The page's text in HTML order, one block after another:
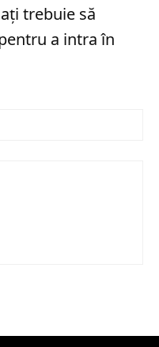
trebuie să
a intra în